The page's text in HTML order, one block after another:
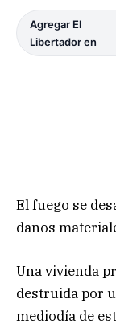
Agregar El
Libertador en
El fuego se
daños
Una vivienda
destruida por
mediodía de